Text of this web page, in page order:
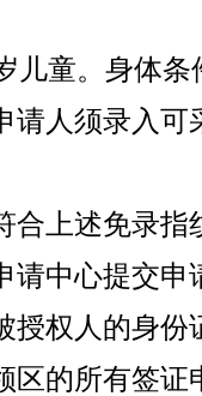
儿童。身体
请人须录入可
合上述免录指
请中心提交申
授权人的身份
区的所有签证